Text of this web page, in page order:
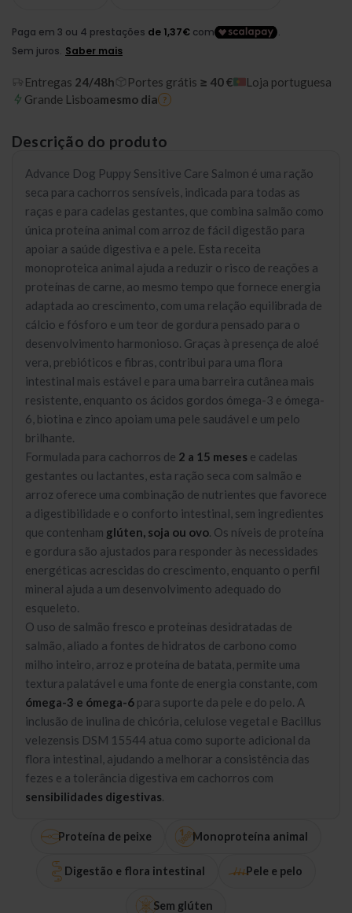
Entregas 24/48h Portes grátis ≥ 40 €
Loja portuguesa
Grande Lisboamesmo dia ?
Descrição do produto
Advance Dog Puppy Sensitive Care Salmon é uma ração
seca para cachorros sensíveis, indicada para todas as
raças e para cadelas gestantes, que combina salmão como
única proteína animal com arroz de fácil digestão para
apoiar a saúde digestiva e a pele. Esta receita
monoproteica animal ajuda a reduzir o risco de reações a
proteínas de carne, ao mesmo tempo que fornece energia
adaptada ao crescimento, com uma relação equilibrada de
cálcio e fósforo e um teor de gordura pensado para o
desenvolvimento harmonioso. Graças à presença de aloé
vera, prebióticos e fibras, contribui para uma flora
intestinal mais estável e para uma barreira cutânea mais
resistente, enquanto os ácidos gordos ómega-3 e ómega-
6, biotina e zinco apoiam uma pele saudável e um pelo
brilhante.
Formulada para cachorros de 2 a 15 meses e cadelas
gestantes ou lactantes, esta ração seca com salmão e
arroz oferece uma combinação de nutrientes que favorece
a digestibilidade e o conforto intestinal, sem ingredientes
que contenham glúten, soja ou ovo. Os níveis de proteína
e gordura são ajustados para responder às necessidades
energéticas acrescidas do crescimento, enquanto o perfil
mineral ajuda a um desenvolvimento adequado do
esqueleto.
O uso de salmão fresco e proteínas desidratadas de
salmão, aliado a fontes de hidratos de carbono como
milho inteiro, arroz e proteína de batata, permite uma
textura palatável e uma fonte de energia constante, com
ómega-3 e ómega-6 para suporte da pele e do pelo. A
inclusão de inulina de chicória, celulose vegetal e Bacillus
velezensis DSM 15544 atua como suporte adicional da
flora intestinal, ajudando a melhorar a consistência das
fezes e a tolerância digestiva em cachorros com
sensibilidades digestivas.
Proteína de peixe Monoproteína animal
Digestão e flora intestinal Pele e pelo
Sem glúten